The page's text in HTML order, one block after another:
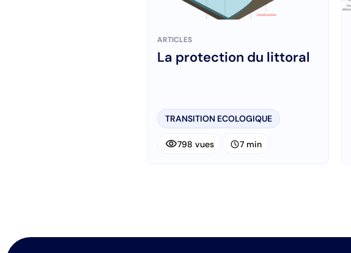
ARTICLES
La protection du littoral
TRANSITION ECOLOGIQUE
visibility798 vues schedule7 min